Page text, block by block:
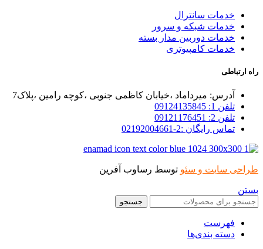
خدمات سانترال
خدمات شبکه و سرور
خدمات دوربین مدار بسته
خدمات کامپیوتری
راه ارتباطی
آدرس: میرداماد ،خیابان کاظمی جنوبی ،کوچه رامین ،پلاک7
تلفن 1: 09124135845
تلفن 2: 09121176451
تماس رایگان :2-02192004661
طراحی سایت و سئو توسط رساوب آفرین
بستن
جستجو
فهرست
دسته بندی‌ها